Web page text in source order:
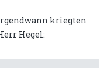
kriegten
Hegel: